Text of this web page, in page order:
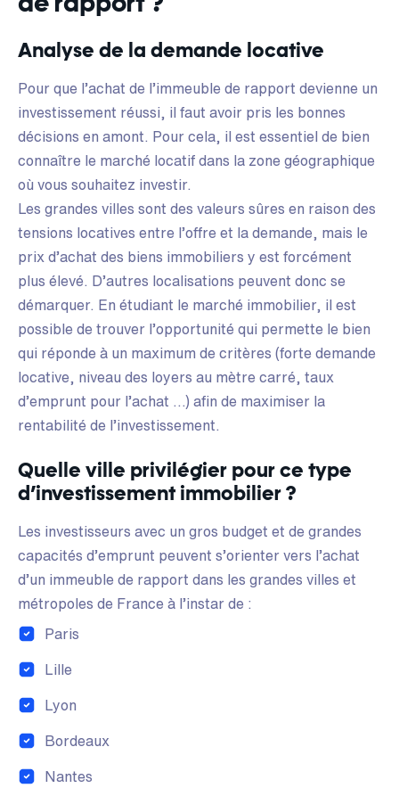
Analyse de la demande locative
Pour que l’achat de l’immeuble de rapport devienne un
investissement réussi, il faut avoir pris les bonnes
décisions en amont. Pour cela, il est essentiel de bien
connaître le marché locatif dans la zone géographique
où vous souhaitez investir.
Les grandes villes sont des valeurs sûres en raison des
tensions locatives entre l’offre et la demande, mais le
prix d’achat des biens immobiliers y est forcément
plus élevé. D’autres localisations peuvent donc se
démarquer. En étudiant le marché immobilier, il est
possible de trouver l’opportunité qui permette le bien
qui réponde à un maximum de critères (forte demande
locative, niveau des loyers au mètre carré, taux
d’emprunt pour l’achat …) afin de maximiser la
rentabilité de l’investissement.
Quelle ville privilégier pour ce type
d’investissement immobilier ?
Les investisseurs avec un gros budget et de grandes
capacités d’emprunt peuvent s’orienter vers l’achat
d’un immeuble de rapport dans les grandes villes et
métropoles de France à l’instar de :
Paris
Lille
Lyon
Bordeaux
Nantes